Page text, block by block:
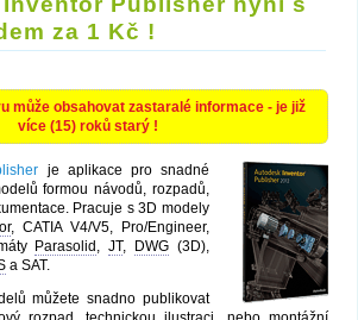
za 1 Kč !
může obsahovat zastaralé informace - je již
více (15) roků starý !
je aplikace pro snadné
formou návodů, rozpadů,
Pracuje s 3D modely
, CATIA V4/V5, Pro/Engineer,
Parasolid ,JT, DWG (3D),
a SAT.
můžete snadno publikovat